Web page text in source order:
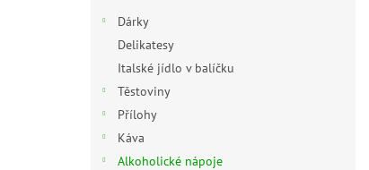
Dárky
Delikatesy
Italské jídlo v balíčku
Těstoviny
Přílohy
Káva
Alkoholické nápoje